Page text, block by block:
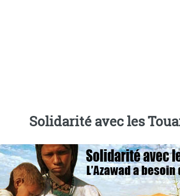
Solidarité avec les